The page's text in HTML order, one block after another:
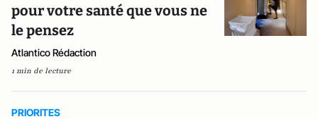
pour votre santé que vous ne
le pensez
Atlantico Rédaction
1 min de lecture
PRIORITES